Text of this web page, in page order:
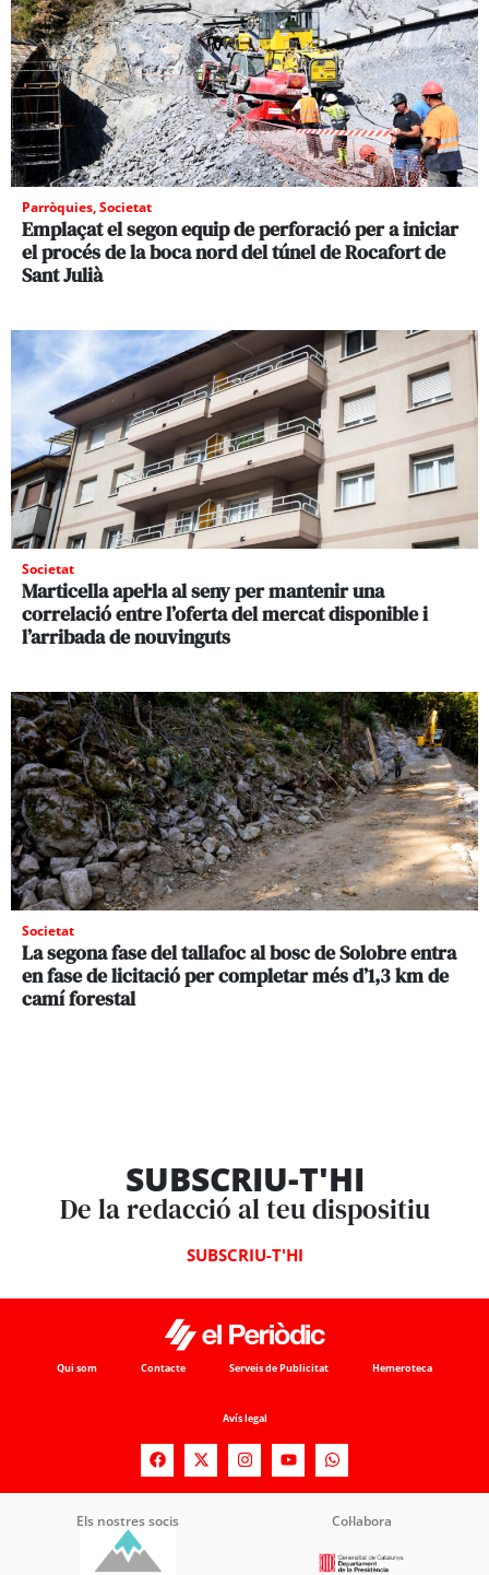
Parròquies,Societat
Emplaçat el segon equip de perforació per a iniciar
el procés de la boca nord del túnel de Rocafort de
Sant Julià
Societat
Marticella apel·la al seny per mantenir una
correlació entre l’oferta del mercat disponible i
l’arribada de nouvinguts
Societat
La segona fase del tallafoc al bosc de Solobre entra
en fase de licitació per completar més d’1,3 km de
camí forestal
SUBSCRIU-T'HI
De la redacció al teu dispositiu
SUBSCRIU-T'HI
Qui som Contacte Serveis de Publicitat Hemeroteca
Avís legal
Els nostres socis Col·labora